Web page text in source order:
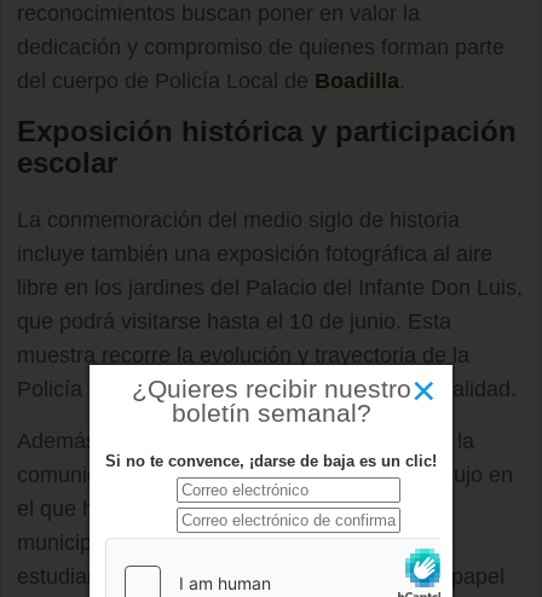
reconocimientos buscan poner en valor la
dedicación y compromiso de quienes forman parte
del cuerpo de Policía Local de Boadilla.
Exposición histórica y participación
escolar
La conmemoración del medio siglo de historia
incluye también una exposición fotográfica al aire
libre en los jardines del Palacio del Infante Don Luis,
que podrá visitarse hasta el 10 de junio. Esta
muestra recorre la evolución y trayectoria de la
Policía Local desde su creación hasta la actualidad.
Además, se ha promovido la participación de la
comunidad educativa con un concurso de dibujo en
el que han tomado parte 1.400 escolares del
municipio. A través de sus ilustraciones, los
estudiantes han plasmado su visión sobre el papel
×
¿Quieres recibir nuestro
boletín semanal?
Si no te convence, ¡darse de baja es un clic!